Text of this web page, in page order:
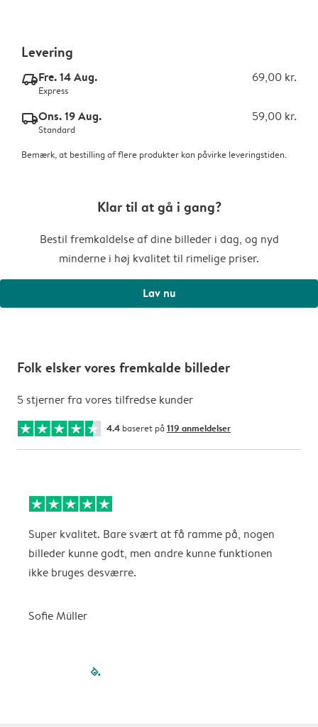
Levering
delivery_express_v2Fre. 14 Aug. 69,00 kr.
Express
delivery_standard_v2Ons. 19 Aug. 59,00 kr.
Standard
Bemærk, at bestilling af flere produkter kan påvirke leveringstiden.
Klar til at gå i gang?
Bestil fremkaldelse af dine billeder i dag, og nyd
minderne i høj kvalitet til rimelige priser.
Lav nu
Folk elsker vores fremkalde billeder
5 stjerner fra vores tilfredse kunder
4.4 baseret på 119 anmeldelser
Super kvalitet. Bare svært at få ramme på, nogen
billeder kunne godt, men andre kunne funktionen
ikke bruges desværre.
Sofie Müller
filled-pagination